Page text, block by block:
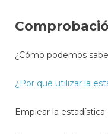
¿Cómo podemos
¿Por qué utilizar la
Emplear la